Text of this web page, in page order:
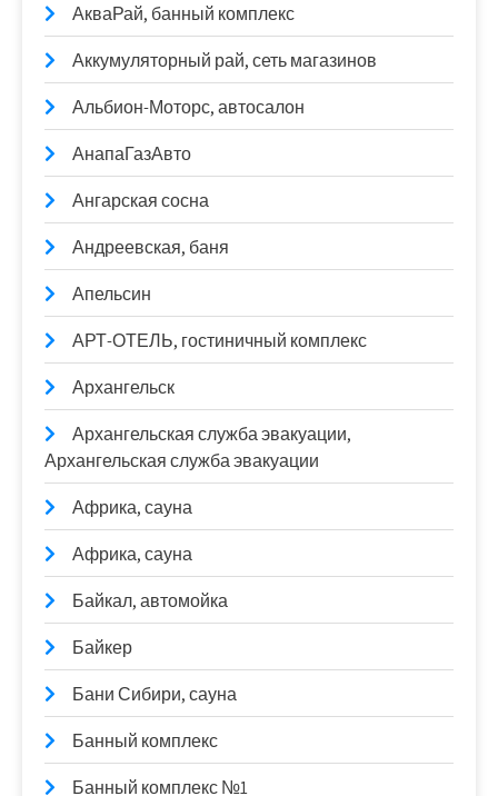
АкваРай, банный комплекс
Аккумуляторный рай, сеть магазинов
Альбион-Моторс, автосалон
АнапаГазАвто
Ангарская сосна
Андреевская, баня
Апельсин
АРТ-ОТЕЛЬ, гостиничный комплекс
Архангельск
Архангельская служба эвакуации,
Архангельская служба эвакуации
Африка, сауна
Африка, сауна
Байкал, автомойка
Байкер
Бани Сибири, сауна
Банный комплекс
Банный комплекс №1